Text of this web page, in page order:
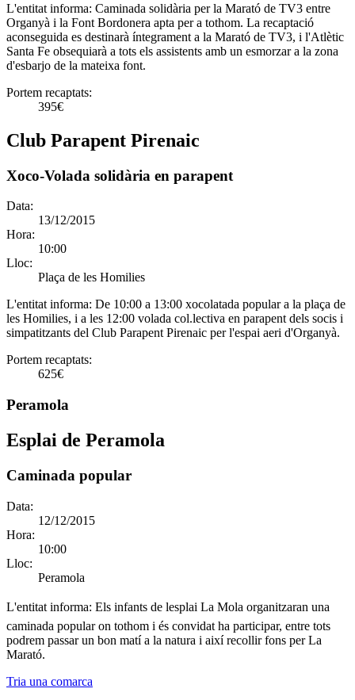
L'entitat informa: Caminada solidària per la Marató de TV3 entre
Organyà i la Font Bordonera apta per a tothom. La recaptació
aconseguida es destinarà íntegrament a la Marató de TV3, i l'Atlètic
Santa Fe obsequiarà a tots els assistents amb un esmorzar a la zona
d'esbarjo de la mateixa font.
Portem recaptats:
395€
Club Parapent Pirenaic
Xoco-Volada solidària en parapent
Data:
13/12/2015
Hora:
10:00
Lloc:
Plaça de les Homilies
L'entitat informa: De 10:00 a 13:00 xocolatada popular a la plaça de
les Homilies, i a les 12:00 volada col.lectiva en parapent dels socis i
simpatitzants del Club Parapent Pirenaic per l'espai aeri d'Organyà.
Portem recaptats:
625€
Peramola
Esplai de Peramola
Caminada popular
Data:
12/12/2015
Hora:
10:00
Lloc:
Peramola
L'entitat informa: Els infants de lesplai La Mola organitzaran una
caminada popular on tothom i és convidat ha participar, entre tots
podrem passar un bon matí a la natura i així recollir fons per La
Marató.
Tria una comarca